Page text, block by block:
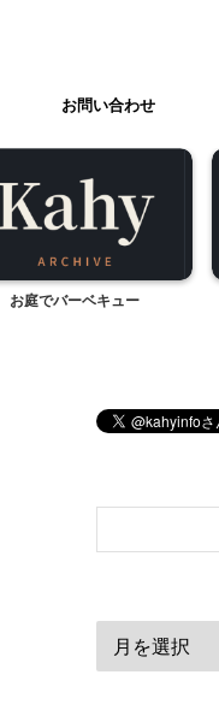
お問い合わせ
お庭でバーベキュー